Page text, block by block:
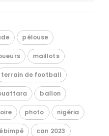
pélouse
maillots
terrain de football
ballon
photo nigéria
can 2023